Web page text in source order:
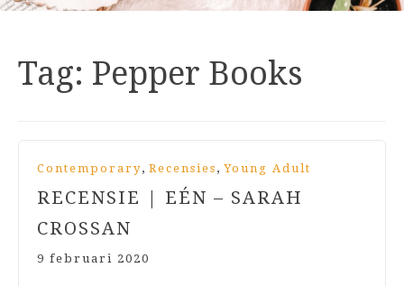
Tag: Pepper Books
Contemporary, Recensies , Young Adult
RECENSIE | EÉN – SARAH
CROSSAN
9 februari 2020